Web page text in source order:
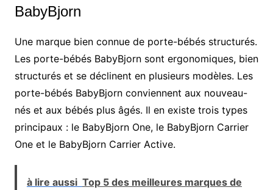
BabyBjorn
Une marque bien connue de porte-bébés structurés.
Les porte-bébés BabyBjorn sont ergonomiques, bien
structurés et se déclinent en plusieurs modèles. Les
porte-bébés BabyBjorn conviennent aux nouveau-
nés et aux bébés plus âgés. Il en existe trois types
principaux : le BabyBjorn One, le BabyBjorn Carrier
One et le BabyBjorn Carrier Active.
à lire aussi Top 5 des meilleures marques de